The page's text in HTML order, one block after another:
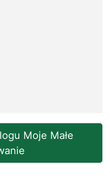
Moje Małe